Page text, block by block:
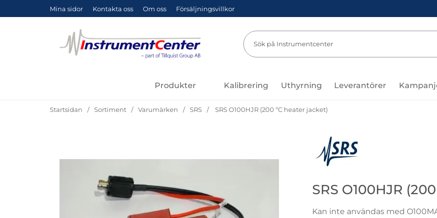
Mina sidor Kontakta oss Om oss Försäljningsvillkor
Sök
Produkter Kalibrering Uthyrning Leverantörer
Startsidan Sortiment Varumärken SRS SRS O100HJR (200 ºC heater jacket)
Gå till varumärkessidan för
SRS O100HJR
Kan inte användas med